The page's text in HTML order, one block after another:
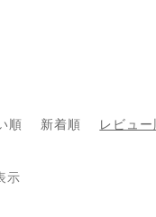
順 新着順 レビュー
示